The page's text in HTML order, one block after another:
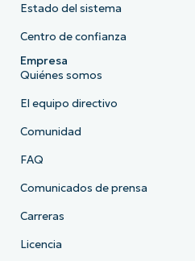
Estado del sistema
Centro de confianza
Empresa
Quiénes somos
El equipo directivo
Comunidad
FAQ
Comunicados de prensa
Carreras
Licencia